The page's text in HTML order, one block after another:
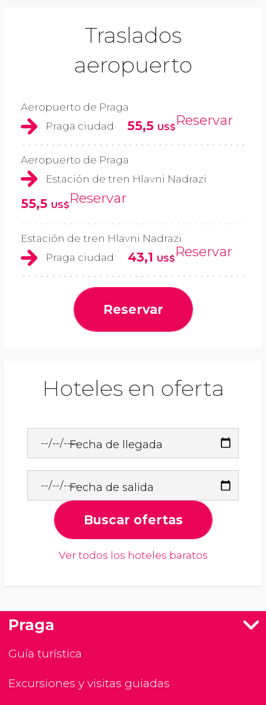
Traslados
aeropuerto
Aeropuerto de Praga
Praga ciudad
55,5 US$Reservar
Aeropuerto de Praga
Estación de tren Hlavni Nadrazi
55,5 US$Reservar
Estación de tren Hlavni Nadrazi
Praga ciudad
43,1 US$Reservar
Reservar
Hoteles en oferta
Fecha de llegada
Fecha de salida
Buscar ofertas
Ver todos los hoteles baratos
Praga
Guía turística
Excursiones y visitas guiadas